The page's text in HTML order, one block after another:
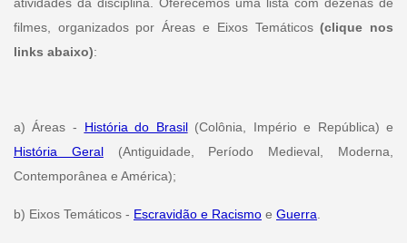
filmes, organizados por Áreas e Eixos Temáticos(clique nos
links abaixo):
a) Áreas - História do Brasil(Colônia, Império e República) e
História Geral(Antiguidade, Período Medieval, Moderna,
Contemporânea e América);
b) Eixos Temáticos - Escravidão e Racismoe Guerra